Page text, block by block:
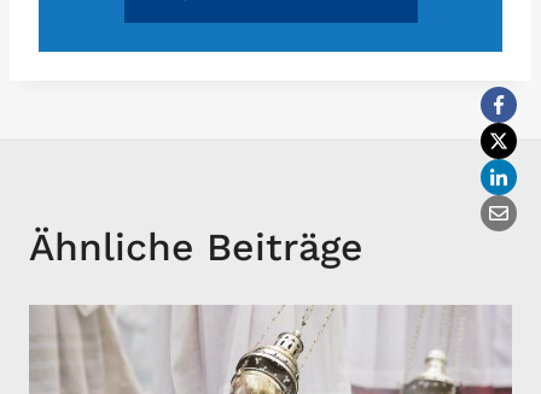
Ähnliche Beiträge